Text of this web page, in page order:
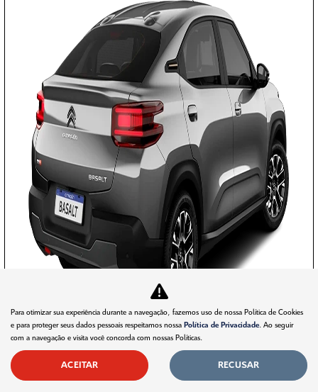
COM SEU USADO NA TROCA
Para otimizar sua experiência durante a navegação, fazemos uso de nossa Política de Cookies
e para proteger seus dados pessoais respeitamos nossa Política de Privacidade. Ao seguir
com a navegação e visita você concorda com nossas Políticas.
ACEITAR RECUSAR